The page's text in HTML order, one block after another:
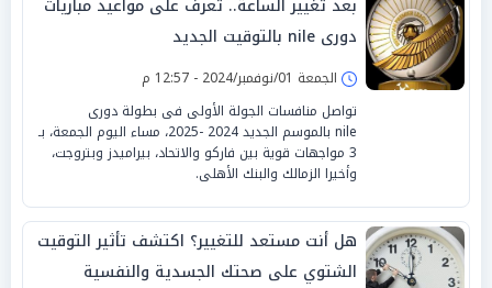
دورى nile بالتوقيت الجديد
الجمعة 01/نوفمبر/2024 - 12:57 م
تواصل منافسات الجولة الأولى فى بطولة دورى
nile بالموسم الجديد 2024 -2025، مساء اليوم الجمعة، بـ
3 مواجهات قوية بين فاركو والاتحاد، بيراميدز وبتروجت،
وأخيرا الزمالك والبنك الأهلى.
هل أنت مستعد للتغيير؟ اكتشف تأثير التوقيت
الشتوي على صحتك الجسدية والنفسية